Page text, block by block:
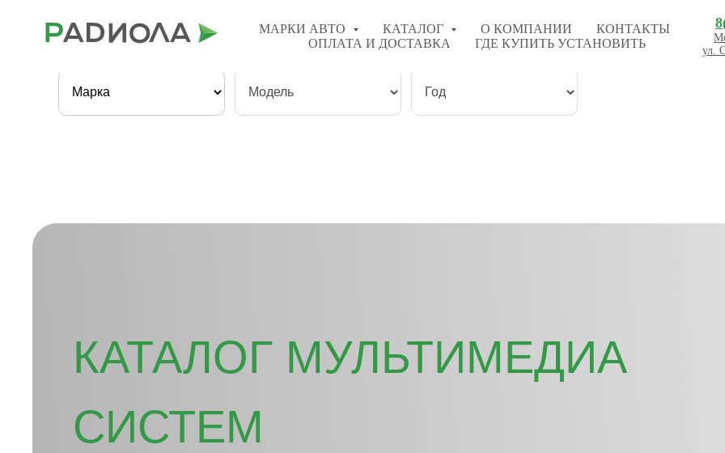
МАРКИ АВТО КАТАЛОГ О КОМПАНИИ
КОНТАКТЫ
ОПЛАТА И ДОСТАВКА
ГДЕ КУПИТЬ УСТАНОВИТЬ
ул.
8(800) 201−98−77
КАТАЛОГ МУЛЬТИМЕДИА
СИСТЕМ